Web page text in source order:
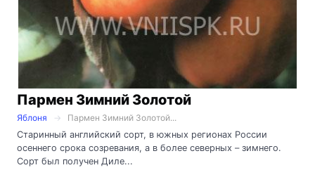
Пармен Зимний Золотой
Яблоня
Пармен Зимний Золотой...
Старинный английский сорт, в южных регионах России
осеннего срока созревания, а в более северных – зимнего.
Сорт был получен Диле...